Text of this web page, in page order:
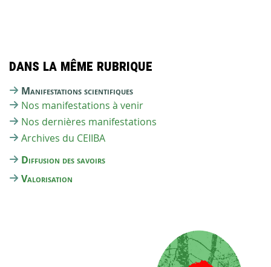
Dans la même rubrique
Manifestations scientifiques
Nos manifestations à venir
Nos dernières manifestations
Archives du CEIIBA
Diffusion des savoirs
Valorisation